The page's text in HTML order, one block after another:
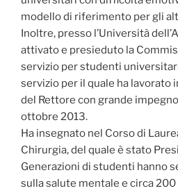
modello di riferimento per gli
Inoltre, presso l’Università
attivato e presieduto la
servizio per studenti
servizio per il quale ha lavorato
del Rettore con grande
ottobre 2013.
Ha insegnato nel Corso di
Chirurgia, del quale è stato
Generazioni di studenti hanno
sulla salute mentale e circa